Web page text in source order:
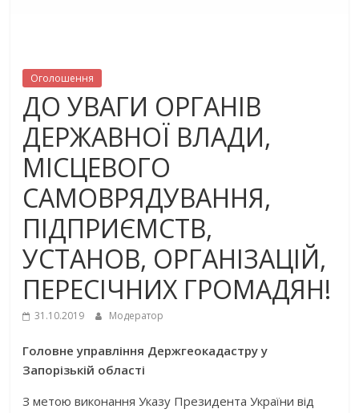
Оголошення
ДО УВАГИ ОРГАНІВ
ДЕРЖАВНОЇ ВЛАДИ,
МІСЦЕВОГО
САМОВРЯДУВАННЯ,
ПІДПРИЄМСТВ,
УСТАНОВ, ОРГАНІЗАЦІЙ,
ПЕРЕСІЧНИХ ГРОМАДЯН!
31.10.2019 Модератор
Головне управління Держгеокадастру у
Запорізькій області
З метою виконання Указу Президента України від